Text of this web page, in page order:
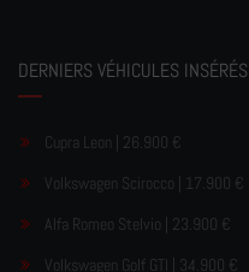
DERNIERS VÉHICULES INSÉRÉS
Cupra Leon | 26.900 €
Volkswagen Scirocco | 17.900 €
Alfa Romeo Stelvio | 23.900 €
Volkswagen Golf GTI | 34.900 €